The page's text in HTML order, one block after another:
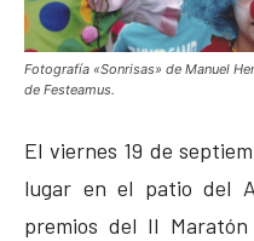
Fotografía «Sonrisas» de Manuel
de Festeamus.
El viernes 19 de
lugar en el patio del
premios del II